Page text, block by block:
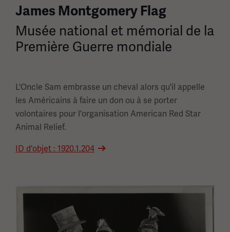
James Montgomery Flag
Musée national et mémorial de la
Première Guerre mondiale
L'Oncle Sam embrasse un cheval alors qu'il appelle
les Américains à faire un don ou à se porter
volontaires pour l'organisation American Red Star
Animal Relief.
ID d'objet : 1920.1.204
Image(s)